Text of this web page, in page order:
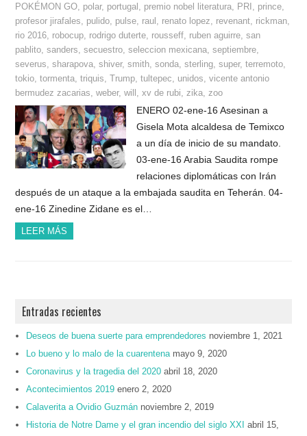
POKÉMON GO polar, portugal premio nobel literatura PRI prince
profesor jirafales
pulido pulse raul renato lopez revenant rickman
rio 2016 robocup rodrigo duterte rousseff ruben aguirre ,san
pablito ,sanders ,secuestro ,seleccion mexicana ,septiembre
severus ,sharapova ,shiver,smith ,sonda ,sterling ,super,terremoto
tokio ,tormenta ,triquis ,Trump ,tultepec unidos ,vicente antonio
bermudez zacarias ,weber,will ,xv de rubi zika zoo
ENERO 02-ene-16 Asesinan a
Gisela Mota alcaldesa de Temixco
a un día de inicio de su mandato.
03-ene-16 Arabia Saudita rompe
relaciones diplomáticas con Irán
después de un ataque a la embajada saudita en Teherán. 04-
ene-16 Zinedine Zidane es el…
LEER MÁS
Entradas recientes
Deseos de buena suerte para emprendedores noviembre 1, 2021
Lo bueno y lo malo de la cuarentena mayo 9, 2020
Coronavirus y la tragedia del 2020 abril 18, 2020
Acontecimientos 2019 enero 2, 2020
Calaverita a Ovidio Guzmán noviembre 2, 2019
Historia de Notre Dame y el gran incendio del siglo XXI
abril 15,